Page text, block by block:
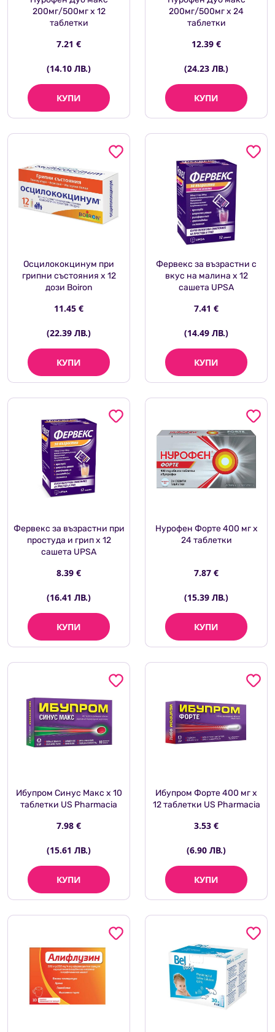
200мг/500мг х 12
таблетки
7.21 €
(14.10 ЛВ.)
КУПИ
200мг/500мг х 24
таблетки
12.39 €
(24.23 ЛВ.)
КУПИ
Осцилококцинум при
грипни състояния х 12
дози Boiron
11.45 €
(22.39 ЛВ.)
КУПИ
Фервекс за възрастни с
вкус на малина x 12
сашета UPSA
7.41 €
(14.49 ЛВ.)
КУПИ
Фервекс за възрастни при
простуда и грип х 12
сашета UPSA
8.39 €
(16.41 ЛВ.)
КУПИ
Нурофен Форте 400 мг х
24 таблетки
7.87 €
(15.39 ЛВ.)
КУПИ
Ибупром Синус Макс х 10
таблетки US Pharmacia
7.98 €
(15.61 ЛВ.)
КУПИ
Ибупром Форте 400 мг х
12 таблетки US Pharmacia
3.53 €
(6.90 ЛВ.)
КУПИ